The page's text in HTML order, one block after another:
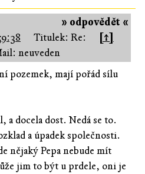
» odpovědět «
Titulek: Re:
[↑]
neuveden
pozemek, mají pořád sílu
a docela dost. Nedá se to.
a úpadek společnosti.
nějaký Pepa nebude mít
jim to být u prdele, oni je